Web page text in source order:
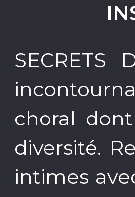
SECRETS
choral
diversité.
intimes